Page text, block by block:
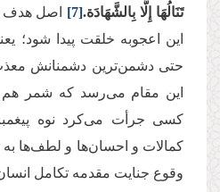
تَنَالُهَا إِلَّا بِالشَّهَادَة.
[7] اصل هدف
این اعجوبه خلقت پیدا
حتی دشمن‌ترین دشمنانش
این مقام می‌رسد که شمر هم
کسی جرأت می‌کرد نوه پیغمبر
کمالات و احسان‌ها و لطف‌ها به
وقوع جنایت مقدمه تکامل